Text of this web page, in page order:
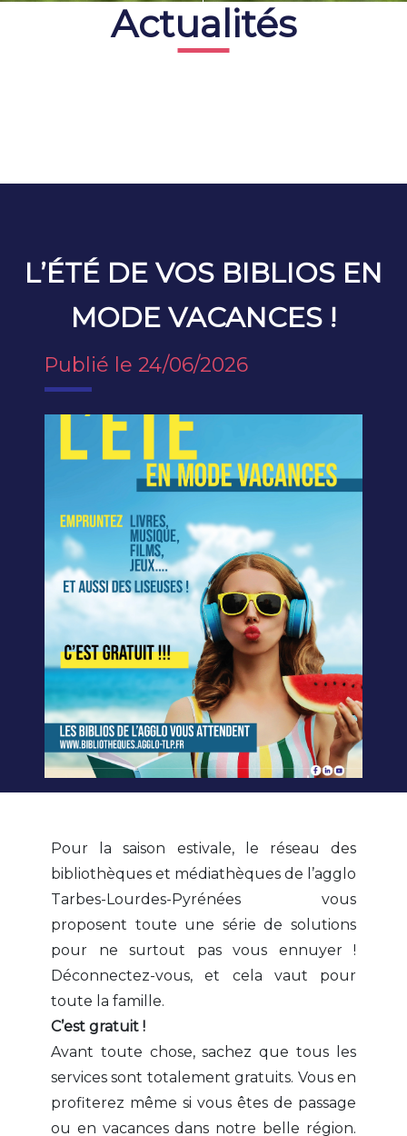
Actualités
L’ÉTÉ DE VOS BIBLIOS EN
MODE VACANCES !
Publié le 24/06/2026
Pour la saison estivale, le réseau des
bibliothèques et médiathèques de l’agglo
Tarbes-Lourdes-Pyrénées vous
proposent toute une série de solutions
pour ne surtout pas vous ennuyer !
Déconnectez-vous, et cela vaut pour
toute la famille.
C’est gratuit !
Avant toute chose, sachez que tous les
services sont totalement gratuits. Vous en
profiterez même si vous êtes de passage
ou en vacances dans notre belle région.